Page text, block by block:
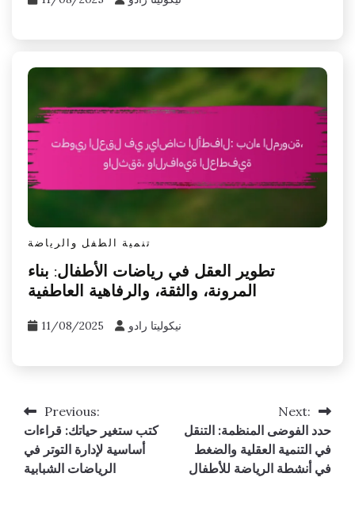
تنمية الطفل والرياضة
تطوير العقل في رياضات الأطفال: بناء
المرونة، والثقة، والرفاهية العاطفية
11/08/2025 نيكوليتا رادو
Post
navigation
Previous:
كتب ستغير حياتك: قراءات
أساسية لإدارة التوتر في
الرياضات الشبابية
Next:
حدد الفوضى المنظمة: التنقل
في التنمية العقلية والضغط
في أنشطة الرياضة للأطفال